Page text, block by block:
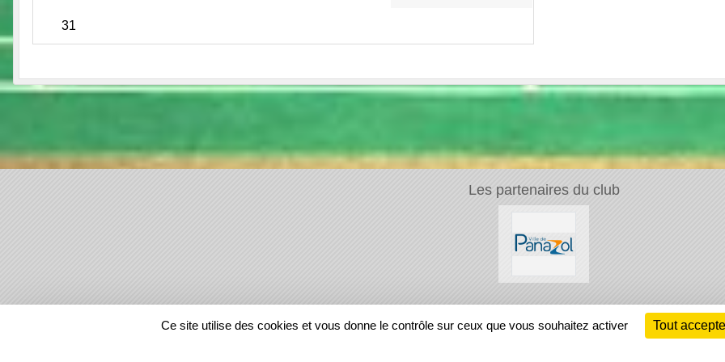
31
Les partenaires du club
REGIONS
Ce site utilise des cookies et vous donne le contrôle sur ceux que vous souhaitez activer Tout